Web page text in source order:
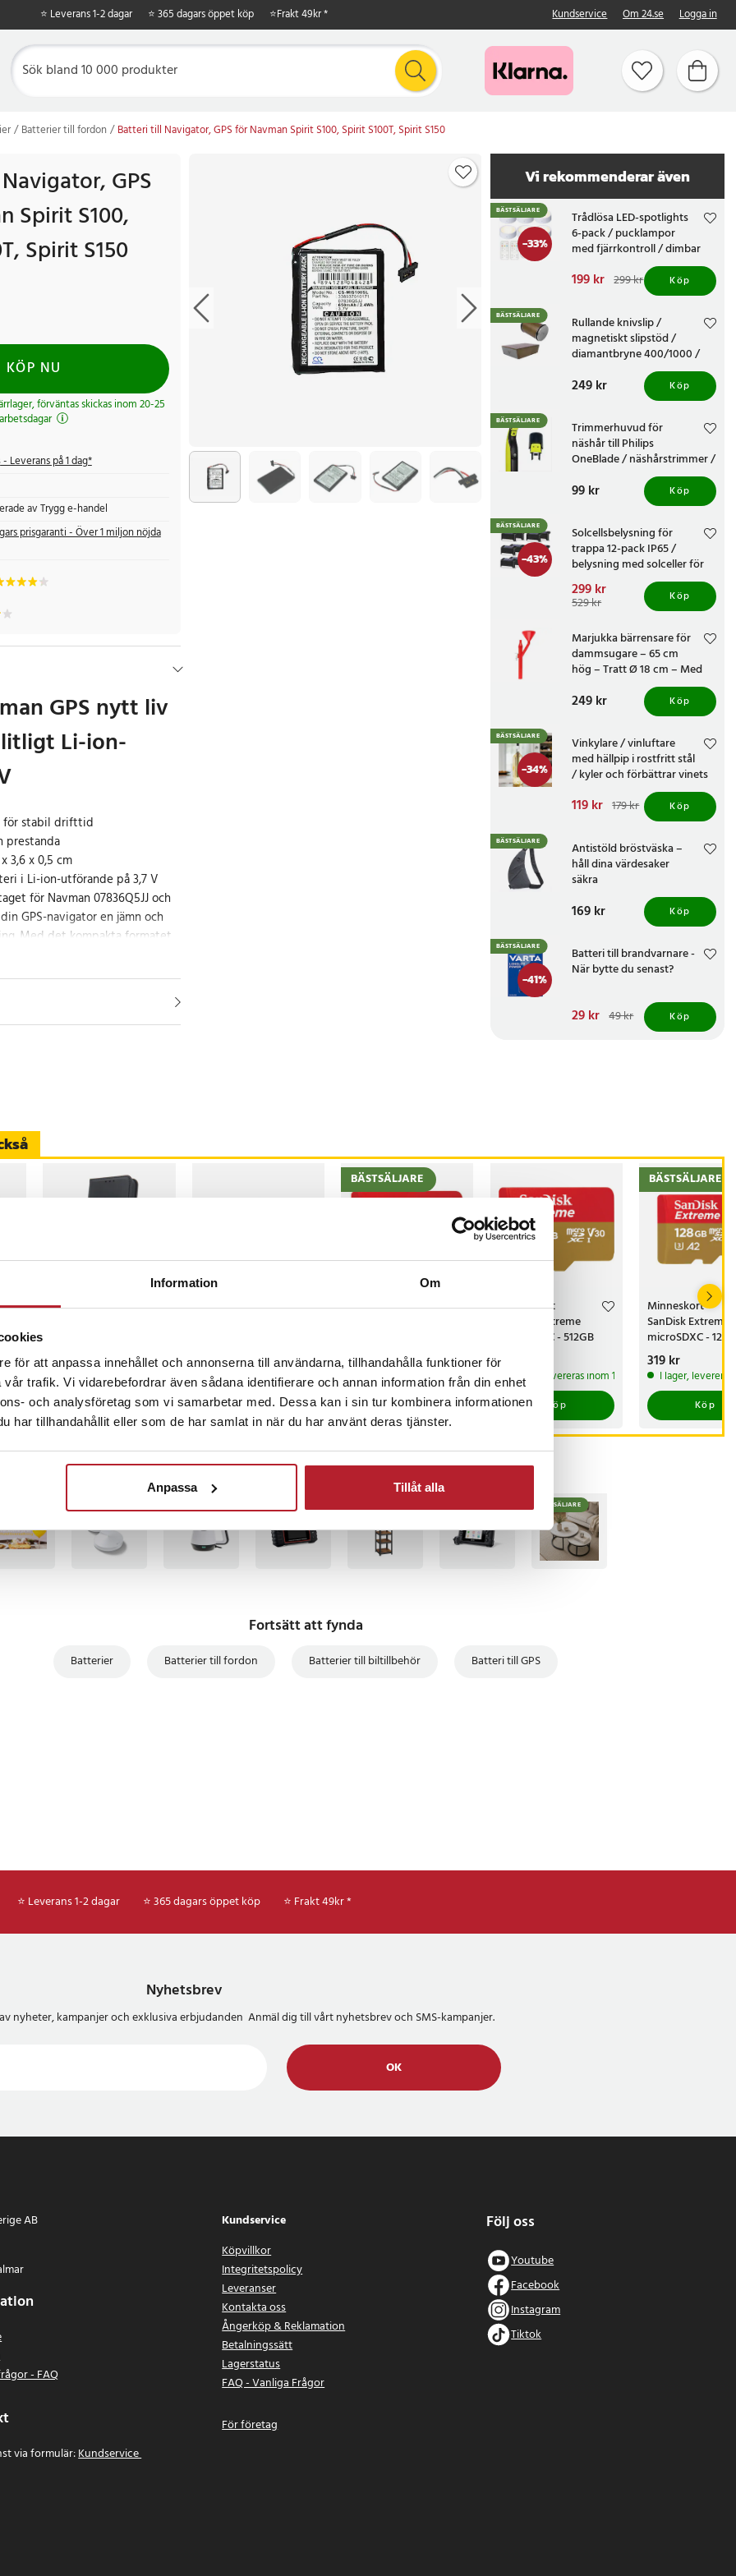
Information Om
för att anpassa innehållet och annonserna till användarna, tillhandahålla funktioner för
trafik. Vi vidarebefordrar även sådana identifierare och annan information från din enhet
och analysföretag som vi samarbetar med. Dessa kan i sin tur kombinera informationen
har tillhandahållit eller som de har samlat in när du har använt deras tjänster.
Anpassa Tillåt alla
⭐ Leverans 1-2 dagar ⭐ 365 dagars öppet köp ⭐Frakt 49kr * Kundservice Om 24.se Logga in
Batterier till fordon Batteri till Navigator, GPS för Navman Spirit S100, Spirit S100T, Spirit S150
GPS
Spirit S100,
Spirit S150
KÖP NU
förväntas skickas inom 20-25
arbetsdagar
- Leverans på 1 dag*
av Trygg e-handel
prisgaranti - Över 1 miljon nöjda
GPS nytt liv
Li-ion-
för stabil drifttid
prestanda
3,6 x 0,5 cm
i Li-ion-utförande på 3,7 V
för Navman 07836Q5JJ och
din GPS-navigator en jämn och
Med det kompakta formatet
21,2 g passar det smidigt i
att återställa batteritiden för
bilresor, pendling och längre
Vi rekommenderar även
-33%
BÄSTSÄLJARE
Trådlösa LED-spotlights
6-pack / pucklampor
med fjärrkontroll / dimbar
Nuvarande pris
Tidigare pris 299 kr
199 kr 299 kr Köp
BÄSTSÄLJARE
Rullande knivslip /
magnetiskt slipstöd /
diamantbryne 400/1000 /
knivvässare med fasta
vinklar
Pris:249 kr
249 kr Köp
BÄSTSÄLJARE
Trimmerhuvud för
näshår till Philips
OneBlade / näshårstrimmer /
nästrimmerhuvud
Pris:99 kr
99 kr Köp
-43%
BÄSTSÄLJARE
Solcellsbelysning för
trappa 12-pack IP65 /
belysning med solceller för
altan och staket /
trappbelysning
Nuvarande pris:
299 krTidigare pris :529 kr
299 kr
529 kr Köp
Marjukka bärrensare för
dammsugare – 65 cm
hög – Tratt Ø 18 cm – Med
två munstycken
Pris:249 kr
249 kr Köp
-34%
BÄSTSÄLJARE
Vinkylare / vinluftare
med hällpip i rostfritt stål
/ kyler och förbättrar vinets
Nuvarande pris
Tidigare pris 179 kr
119 kr 179 kr Köp
BÄSTSÄLJARE
Antistöld bröstväska –
håll dina värdesaker
säkra
Pris :169 kr
169 kr Köp
-41%
BÄSTSÄLJARE
Batteri till brandvarnare -
När bytte du senast?
Nuvarande pris
Tidigare pris 49 kr
29 kr 49 kr Köp
1-2 vardagar
Flipfodral till
Nuvarande pris:
19 krTidigare pris:49 kr
19 kr 49 kr
Just nu har vi bara 3 kvar av denna produkt
Köp
Batteri för Alarm
Pris:219 kr
219 kr
I lager, levereras inom 1-2 vardagar
Köp
BÄSTSÄLJARE
Minneskort
Pris:299 kr
299 kr
Kommer i lager 2026-08-14
Köp
Minneskort
SanDisk Extreme
microSDXC - 512GB
Pris
949 kr
I lager, levereras inom 1-2 vardagar
Köp
BÄSTSÄLJARE
Minneskort
SanDisk Extreme
microSDXC -
Pris :319 kr
319 kr
I lager,
Köp
BÄSTSÄLJARE
Fortsätt att fynda
Batterier Batterier till fordon Batterier till biltillbehör Batteri till GPS
⭐ Leverans 1-2 dagar ⭐ 365 dagars öppet köp ⭐ Frakt 49kr *
Nyhetsbrev
nyheter, kampanjer och exklusiva erbjudanden Anmäl dig till vårt nyhetsbrev och SMS-kampanjer.
OK
AB
- FAQ
via formulär:Kundservice
Kundservice
Köpvillkor
Integritetspolicy
Leveranser
Kontakta oss
Ångerköp & Reklamation
Betalningssätt
Lagerstatus
FAQ - Vanliga Frågor
För företag
Följ oss
Youtube
Facebook
Instagram
Tiktok